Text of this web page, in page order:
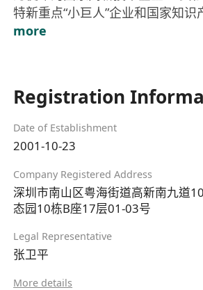
特新重点“小巨人”企业和国家知识
more
Registration
Date of Establishment
2001-10-23
Company Registered Address
深圳市南山区粤海街道高新南九道
态园10栋B座17层01-03号
Legal Representative
张卫平
More details